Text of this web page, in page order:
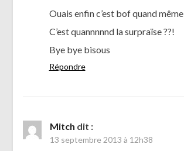
Ouais enfin c’est bof quand même
C’est quannnnnd la surpraïse ??!
Bye bye bisous
Répondre
Mitch dit :
13 septembre 2013 à 12h38